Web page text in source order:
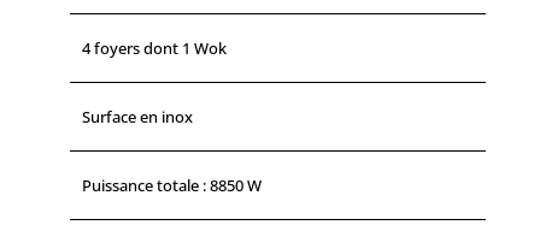
4 foyers dont 1 Wok
Surface en inox
Puissance totale : 8850 W